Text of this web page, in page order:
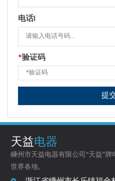
电话l
*验证码
天益电器
嵊州市天益电器有限公司“天益”
世界各地。